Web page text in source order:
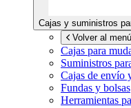
Cajas y suministros
Volver al
Cajas para
Suministros
Cajas de envío
Fundas y bolsas
Herramientas